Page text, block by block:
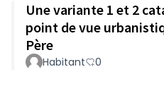
Une variante 1 et 2
point de vue
Père
Habitant 0